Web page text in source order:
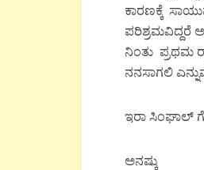
ಕಾರಣಕ್ಕೆ
ಪರಿಶ್ರಮವಿದ್ದರೆ
ನಿಂತು ಪ್ರಥಮ
ನನಸಾಗಲಿ
ಇರಾ ಸಿಂಘಾಲ್
ಅನಷ್ಕು